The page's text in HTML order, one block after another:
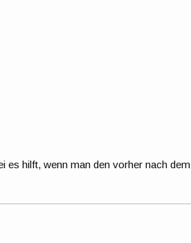
es hilft, wenn man den vorher nach dem